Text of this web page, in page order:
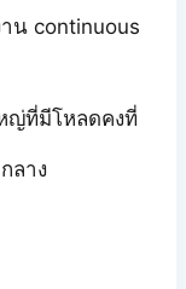
น continuous
ญ่ที่มีโหลดคงที่
ลาง